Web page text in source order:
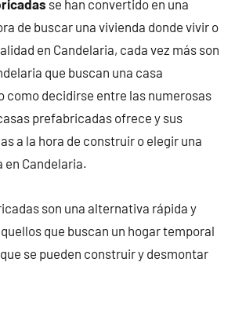
se han convertido en una
de buscar una vivienda donde vivir o
en Candelaria, cada vez más son
que buscan una casa
como decidirse entre las numerosas
prefabricadas ofrece y sus
a la hora de construir o elegir una
Candelaria.
son una alternativa rápida y
que buscan un hogar temporal
se pueden construir y desmontar